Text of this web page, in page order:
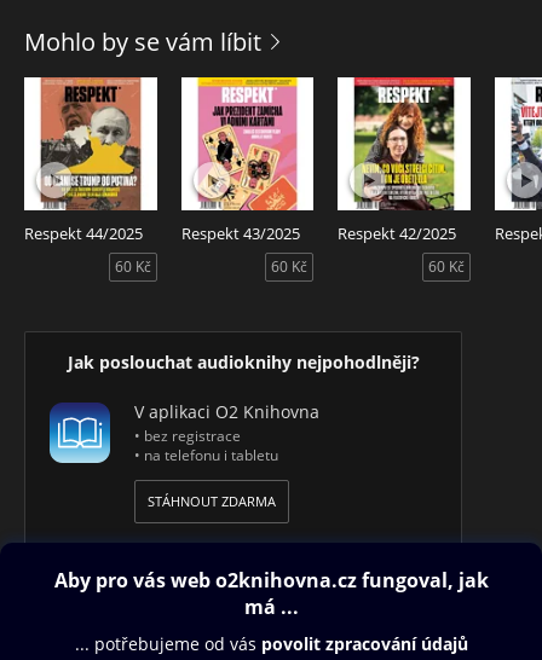
Mohlo by se vám líbit
Respekt 44/2025
60 Kč
Respekt 43/2025
60 Kč
Respekt 42/2025
60 Kč
Jak poslouchat audioknihy nejpohodlněji?
V aplikaci O2 Knihovna
• bez registrace
• na telefonu i tabletu
STÁHNOUT ZDARMA
Obsah ke stažení